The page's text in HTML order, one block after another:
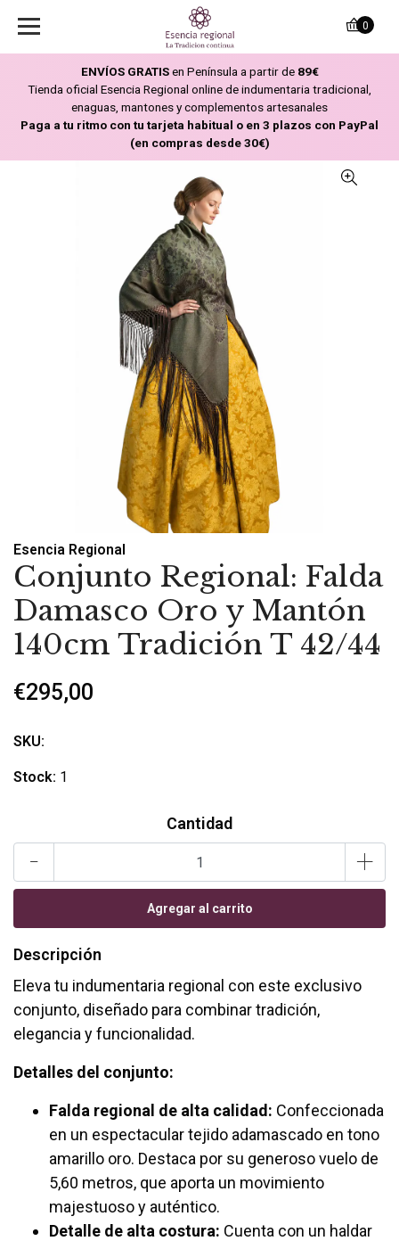
ENVÍOS GRATISen Península a partir de 89€
Tienda oficial Esencia Regional online de indumentaria tradicional,
enaguas, mantones y complementos artesanales
Paga a tu ritmo con tu tarjeta habitual o en 3 plazos con PayPal
(en compras desde 30€)
0
Esencia Regional
Conjunto Regional: Falda
Damasco Oro y Mantón
140cm Tradición T 42/44
€295,00
SKU:
Stock: 1
Cantidad
- +
Descripción
Eleva tu indumentaria regional con este exclusivo
conjunto, diseñado para combinar tradición,
elegancia y funcionalidad.
Detalles del conjunto:
Falda regional de alta calidad: Confeccionada
en un espectacular tejido adamascado en tono
amarillo oro. Destaca por su generoso vuelo de
5,60 metros, que aporta un movimiento
majestuoso y auténtico.
Detalle de alta costura: Cuenta con un haldar